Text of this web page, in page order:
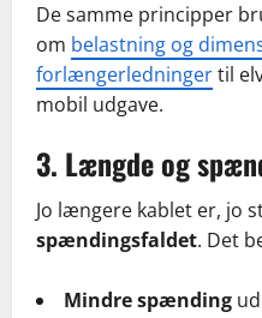
De samme principper
om belastning og
forlængerledningertil
mobil udgave.
3. Længde og
Jo længere kablet er, jo
spændingsfaldet. Det
Mindre spænding